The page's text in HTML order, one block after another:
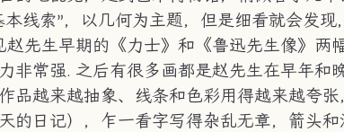
线索”，以几何为主题，但是细看就会发
先生早期的《力士》和《鲁迅先生像》
非常强. 之后有很多画都是赵先生在早年
品越来越抽象、线条和色彩用得越来越夸
的日记），乍一看字写得杂乱无章，箭头